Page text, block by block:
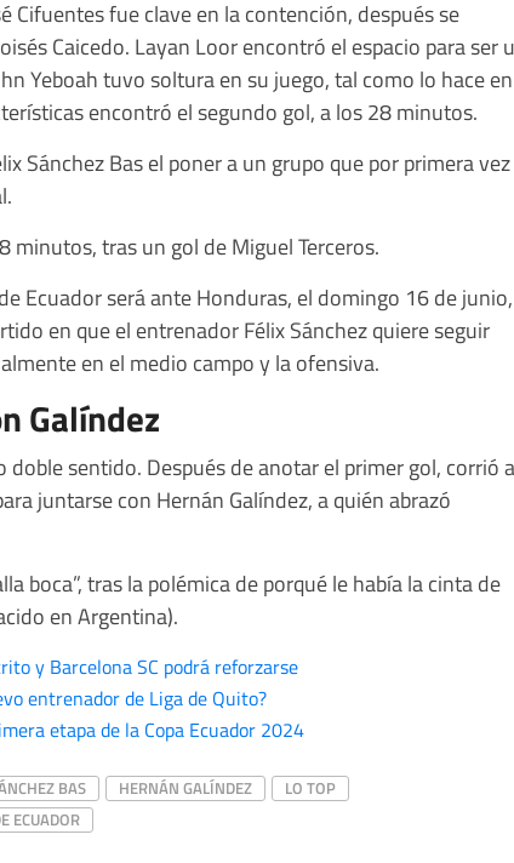
Cifuentes fue clave en la contención, después se
Caicedo. Layan Loor encontró el espacio para ser
Yeboah tuvo soltura en su juego, tal como lo hace
encontró el segundo gol, a los 28 minutos.
Sánchez Bas el poner a un grupo que por primera vez
minutos, tras un gol de Miguel Terceros.
Ecuador será ante Honduras, el domingo 16 de
en que el entrenador Félix Sánchez quiere seguir
en el medio campo y la ofensiva.
Galíndez
doble sentido. Después de anotar el primer gol, corrió
juntarse con Hernán Galíndez, a quién abrazó
boca”, tras la polémica de porqué le había la cinta de
en Argentina).
y Barcelona SC podrá reforzarse
entrenador de Liga de Quito?
etapa de la Copa Ecuador 2024
BAS HERNÁN GALÍNDEZ
LO TOP
ECUADOR